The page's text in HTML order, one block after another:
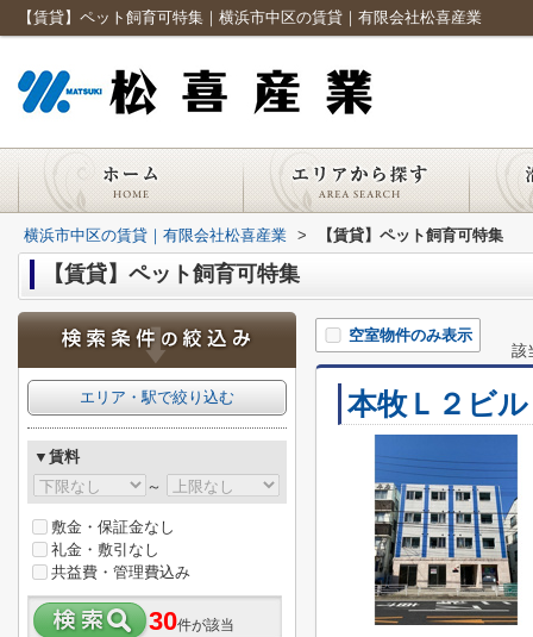
【賃貸】ペット飼育可特集｜横浜市中区の賃貸｜有限会社松喜産業
横浜市中区の賃貸｜有限会社松喜産業 > 【賃貸】ペット飼育可特集
【賃貸】ペット飼育可特集
空室物件のみ表示
該
本牧Ｌ２ビル
エリア・駅で絞り込む
▼賃料
～
敷金・保証金なし
礼金・敷引なし
共益費・管理費込み
30件が該当